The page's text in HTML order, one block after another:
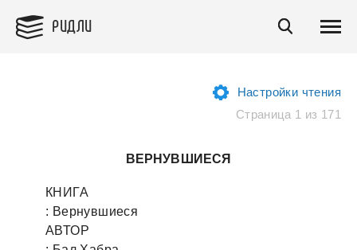
РИДЛИ
Настройки чтения
Страница 1 из 171
ВЕРНУВШИЕСЯ
КНИГА
: Вернувшиеся
АВТОР